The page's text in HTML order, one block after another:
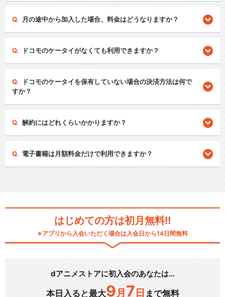
月の途中から加入した場合、料金はどうなりますか？
ドコモのケータイがなくても利用できますか？
ドコモのケータイを保有していない場合の決済方法は何で
すか？
解約にはどれくらいかかりますか？
電子書籍は月額料金だけで利用できますか？
はじめての方は初月無料!!
※アプリから入会いただく場合は入会日から14日間無料
dアニメストアに初入会のあなたは…
本日入ると最大9 月 7 日 まで無料